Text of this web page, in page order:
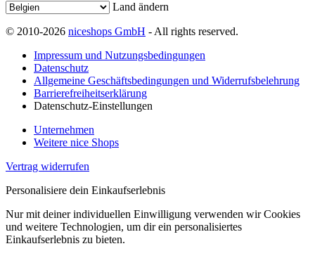
Land ändern
© 2010-2026 niceshops GmbH - All rights reserved.
Impressum und Nutzungsbedingungen
Datenschutz
Allgemeine Geschäftsbedingungen und Widerrufsbelehrung
Barrierefreiheitserklärung
Datenschutz-Einstellungen
Unternehmen
Weitere nice Shops
Vertrag widerrufen
Personalisiere dein Einkaufserlebnis
Nur mit deiner individuellen Einwilligung verwenden wir Cookies
und weitere Technologien, um dir ein personalisiertes
Einkaufserlebnis zu bieten.